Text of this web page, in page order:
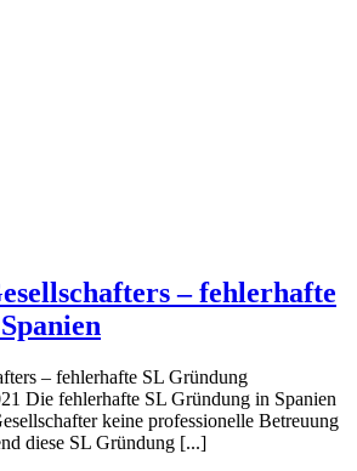
– fehlerhafte
– fehlerhafte SL Gründung
Die fehlerhafte SL Gründung in Spanien
keine professionelle Betreuung
diese SL Gründung [...]